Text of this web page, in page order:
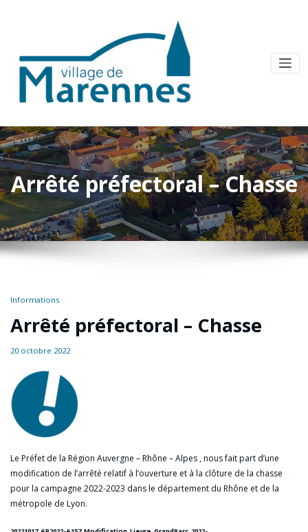
Arrêté préfectoral – Chasse
Informations
Arrêté préfectoral – Chasse
20 octobre 2022
Le Préfet de la Région Auvergne – Rhône – Alpes , nous fait part d’une
modification de l’arrêté relatif à l’ouverture et à la clôture de la chasse
pour la campagne 2022-2023 dans le département du Rhône et de la
métropole de Lyon.